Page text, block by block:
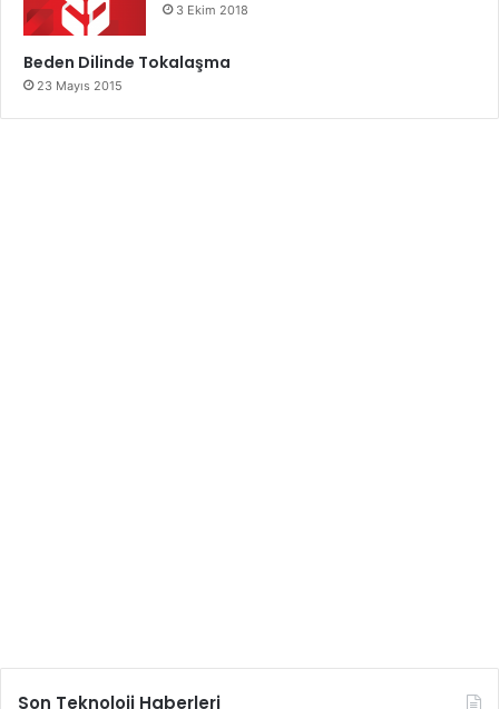
3 Ekim 2018
Beden Dilinde Tokalaşma
23 Mayıs 2015
Son Teknoloji Haberleri